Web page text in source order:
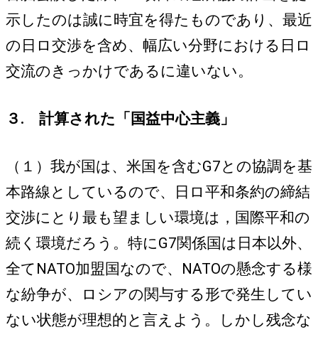
示したのは誠に時宜を得たものであり、最近
の日ロ交渉を含め、幅広い分野における日ロ
交流のきっかけであるに違いない。
３. 計算された「国益中心主義」
（１）我が国は、米国を含むG7との協調を基
本路線としているので、日ロ平和条約の締結
交渉にとり最も望ましい環境は，国際平和の
続く環境だろう。特にG7関係国は日本以外、
全てNATO加盟国なので、NATOの懸念する様
な紛争が、ロシアの関与する形で発生してい
ない状態が理想的と言えよう。しかし残念な